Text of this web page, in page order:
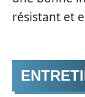
résistant et